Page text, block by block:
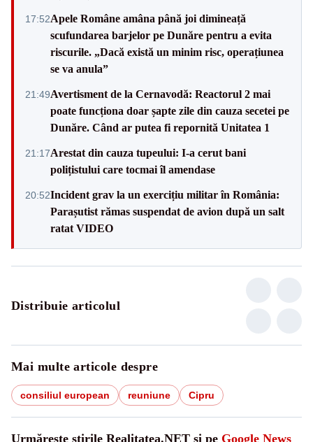
17:52Apele Române amâna până joi dimineață
scufundarea barjelor pe Dunăre pentru a evita
riscurile. „Dacă există un minim risc, operațiunea
se va anula”
21:49Avertisment de la Cernavodă: Reactorul 2 mai
poate funcționa doar șapte zile din cauza secetei pe
Dunăre. Când ar putea fi repornită Unitatea 1
21:17Arestat din cauza tupeului: I-a cerut bani
polițistului care tocmai îl amendase
20:52Incident grav la un exercițiu militar în România:
Parașutist rămas suspendat de avion după un salt
ratat VIDEO
Distribuie articolul
Mai multe articole despre
consiliul european reuniune Cipru
Urmărește știrile Realitatea.NET și pe Google News